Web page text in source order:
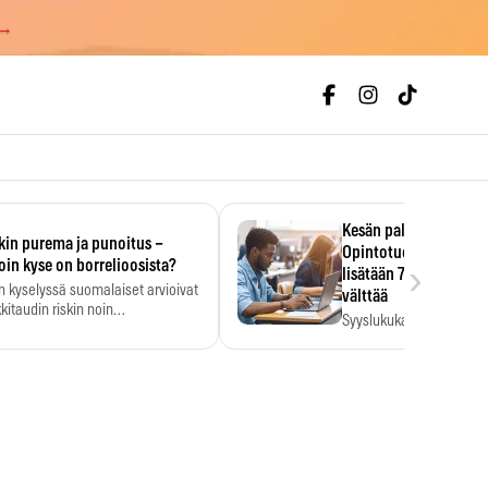
purema ja punoitus –
kyse on borrelioosista?
kyselyssä suomalaiset arvioivat
riskin noin
Kesän palkka
Opintotuen
lisätään 7,5
välttää
Syyslukukauden
›